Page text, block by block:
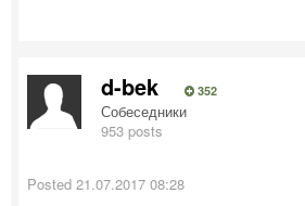
d-bek 352
Собеседники
953 posts
Posted 21.07.2017 08:28